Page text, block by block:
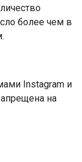
более чем в
Instagram и
на